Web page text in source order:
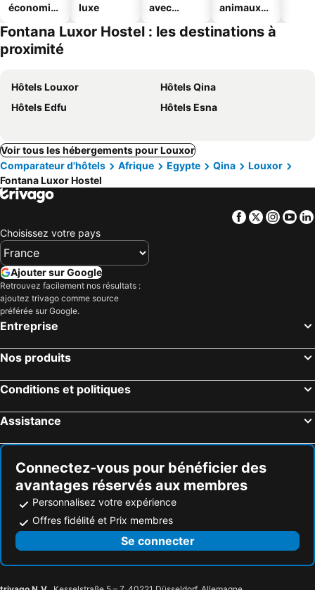
économiq
luxe
avec
animaux
Fontana Luxor Hostel : les destinations à
proximité
Hôtels Louxor
Hôtels Qina
Hôtels Edfu
Hôtels Esna
Voir tous les hébergements pour Louxor
Comparateur d'hôtels
Afrique Egypte Qina
Louxor
Fontana Luxor Hostel
Facebook
Twitter
Choisissez votre pays
Ajouter sur Google
Retrouvez facilement nos résultats :
ajoutez trivago comme source
préférée sur Google.
Entreprise
Nos produits
Conditions et politiques
Assistance
Connectez-vous pour bénéficier des
avantages réservés aux membres
Personnalisez votre expérience
Offres fidélité et Prix membres
Se connecter